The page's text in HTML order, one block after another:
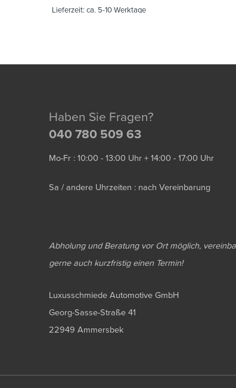
Lieferzeit: ca. 5-10 Werktage
Haben Sie Fragen?
040 780 509 63
Mo-Fr : 10:00 - 13:00 Uhr + 14:00 - 17:00 Uhr
Sa / andere Uhrzeiten : nach Vereinbarung
Abholung und Beratung vor Ort möglich,
gerne auch kurzfristig einen Termin!
Luxusschmiede Automotive GmbH
Georg-Sasse-Straße 41
22949 Ammersbek